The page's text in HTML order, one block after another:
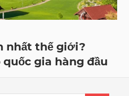
nhất thế giới?
gia hàng đầu